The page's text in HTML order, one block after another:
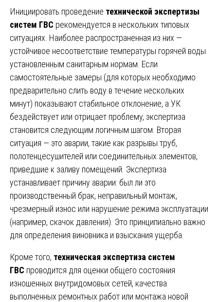
Инициировать проведение технической экспертизы
систем ГВС рекомендуется в нескольких типовых
ситуациях. Наиболее распространенная из них —
устойчивое несоответствие температуры горячей воды
установленным санитарным нормам. Если
самостоятельные замеры (для которых необходимо
предварительно слить воду в течение нескольких
минут) показывают стабильное отклонение, а УК
бездействует или отрицает проблему, экспертиза
становится следующим логичным шагом. Вторая
ситуация — это аварии, такие как разрывы труб,
полотенцесушителей или соединительных элементов,
приведшие к заливу помещений. Экспертиза
устанавливает причину аварии: был ли это
производственный брак, неправильный монтаж,
чрезмерный износ или нарушение режима эксплуатации
(например, скачок давления). Это принципиально важно
для определения виновника и взыскания ущерба.
Кроме того, техническая экспертиза систем
ГВС проводится для оценки общего состояния
изношенных внутридомовых сетей, качества
выполненных ремонтных работ или монтажа новой